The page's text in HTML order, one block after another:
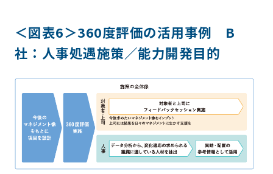
＜図表6＞360度評価の活用事例 B
社：人事処遇施策／能力開発目的